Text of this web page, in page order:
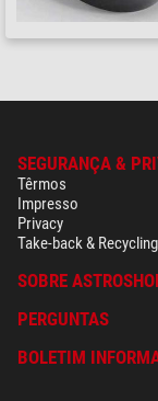
SEGURANÇA &
Têrmos
Impresso
Privacy
Take-back & Recycling
SOBRE
PERGUNTAS
BOLETIM